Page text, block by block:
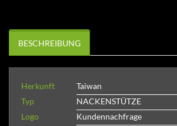
BESCHREIBUNG
Herkunft
Taiwan
Typ
NACKENSTÜTZE
Logo
Kundennachfrage